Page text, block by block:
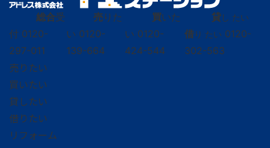
総合受
付 0120-
297-011
売りた
い 0120-
139-664
買いた
い 0120-
424-544
貸し たい
借り たい 0120-
302-563
売りたい
買いたい
貸したい
借りたい
リフォーム